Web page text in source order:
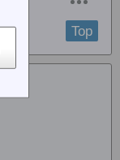
Top